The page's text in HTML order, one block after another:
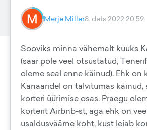
Merje Miller8. dets 2022 20:59
Sooviks minna vähemalt kuuks
(saar pole veel otsustatud,
oleme seal enne käinud). Ehk on
Kanaaridel on talvitumas käinud,
korteri üürimise osas. Praegu
korterit Airbnb-st, aga ehk on
usaldusväärne koht, kust leiab